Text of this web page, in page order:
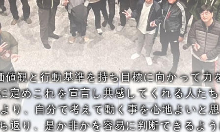
値観と行動基準を持ち目標に向かって力
定めこれを宣言し共感してくれる人た
り、自分で考えて動く事を心地よいと
返り、是か非かを容易に判断できるよ